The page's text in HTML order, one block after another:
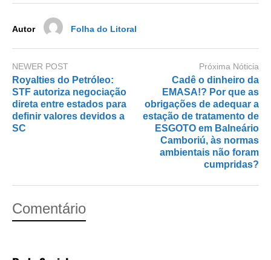
Autor Folha do Litoral
NEWER POST
Royalties do Petróleo:
STF autoriza negociação
direta entre estados para
definir valores devidos a
SC
Próxima Nóticia
Cadê o dinheiro da
EMASA!? Por que as
obrigações de adequar a
estação de tratamento de
ESGOTO em Balneário
Camboriú, às normas
ambientais não foram
cumpridas?
Comentário